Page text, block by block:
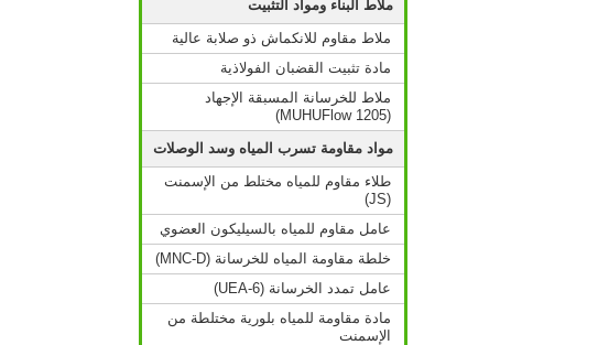
ملاط البناء ومواد التثبيت
ملاط مقاوم للانكماش ذو صلابة عالية
مادة تثبيت القضبان الفولاذية
ملاط للخرسانة المسبقة الإجهاد
(MUHUFlow 1205)
مواد مقاومة تسرب المياه وسد الوصلات
طلاء مقاوم للمياه مختلط من الإسمنت
(JS)
عامل مقاوم للمياه بالسيليكون العضوي
خلطة مقاومة المياه للخرسانة (MNC-D)
عامل تمدد الخرسانة (UEA-6)
مادة مقاومة للمياه بلورية مختلطة من
الإسمنت